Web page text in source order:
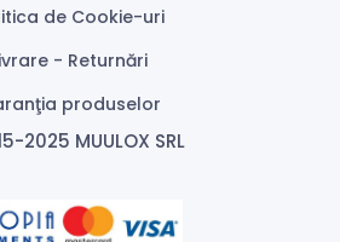
de Cookie-uri
- Returnări
produselor
2025 MUULOX SRL